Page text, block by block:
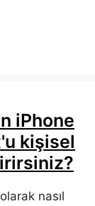
iPhone
kişisel
nasıl